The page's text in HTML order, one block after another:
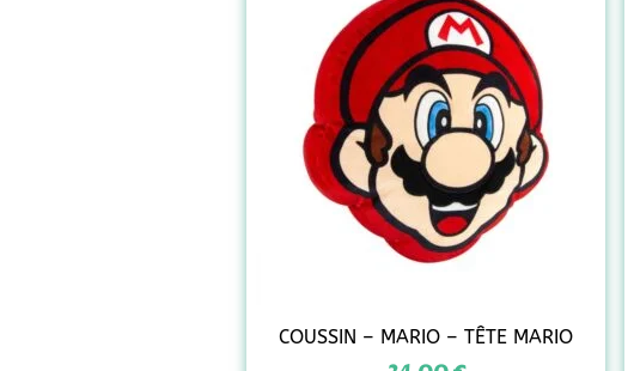
COUSSIN – MARIO – TÊTE MARIO